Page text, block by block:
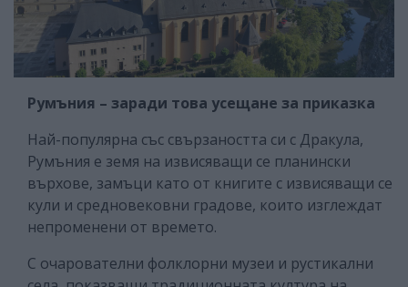
Румъния – заради това усещане за приказка
Най-популярна със свързаността си с Дракула,
Румъния е земя на извисяващи се планински
върхове, замъци като от книгите с извисяващи се
кули и средновековни градове, които изглеждат
непроменени от времето.
С очарователни фолклорни музеи и рустикални